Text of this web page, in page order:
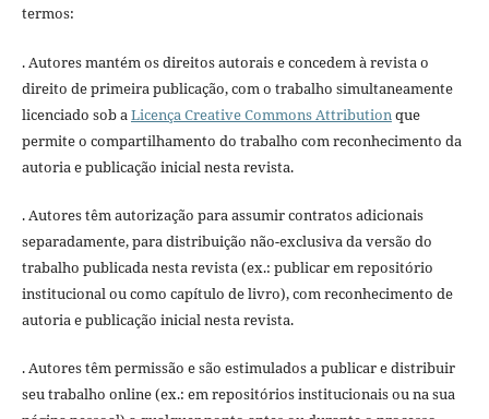
termos:
. Autores mantém os direitos autorais e concedem à revista o
direito de primeira publicação, com o trabalho simultaneamente
licenciado sob a Licença Creative Commons Attribution que
permite o compartilhamento do trabalho com reconhecimento da
autoria e publicação inicial nesta revista.
. Autores têm autorização para assumir contratos adicionais
separadamente, para distribuição não-exclusiva da versão do
trabalho publicada nesta revista (ex.: publicar em repositório
institucional ou como capítulo de livro), com reconhecimento de
autoria e publicação inicial nesta revista.
. Autores têm permissão e são estimulados a publicar e distribuir
seu trabalho online (ex.: em repositórios institucionais ou na sua